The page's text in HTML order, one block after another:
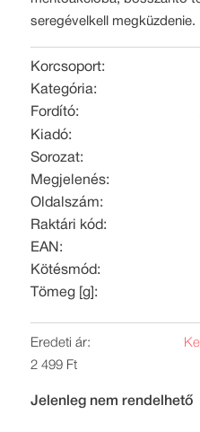
seregévelkell megküzdenie.
Korcsoport:
Kategória:
Fordító:
Kiadó:
Sorozat:
Megjelenés:
Oldalszám:
Raktári kód:
EAN:
Kötésmód:
Tömeg [g]:
Eredeti ár:
2 499 Ft
Jelenleg nem rendelhető